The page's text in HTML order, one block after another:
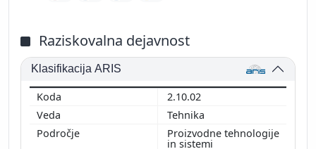
Raziskovalna dejavnost
Klasifikacija ARIS
2.10.02
Tehnika
Proizvodne tehnologije
in sistemi